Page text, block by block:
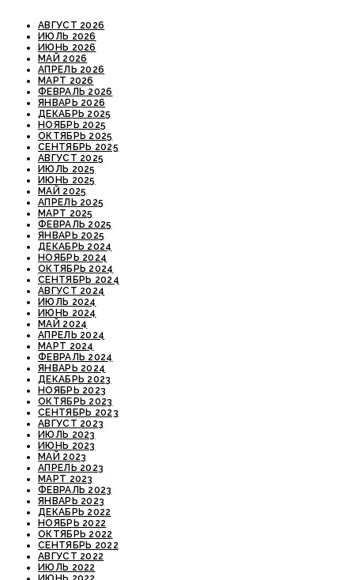
АВГУСТ 2026
ИЮЛЬ 2026
ИЮНЬ 2026
МАЙ 2026
АПРЕЛЬ 2026
МАРТ 2026
ФЕВРАЛЬ 2026
ЯНВАРЬ 2026
ДЕКАБРЬ 2025
НОЯБРЬ 2025
ОКТЯБРЬ 2025
СЕНТЯБРЬ 2025
АВГУСТ 2025
ИЮЛЬ 2025
ИЮНЬ 2025
МАЙ 2025
АПРЕЛЬ 2025
МАРТ 2025
ФЕВРАЛЬ 2025
ЯНВАРЬ 2025
ДЕКАБРЬ 2024
НОЯБРЬ 2024
ОКТЯБРЬ 2024
СЕНТЯБРЬ 2024
АВГУСТ 2024
ИЮЛЬ 2024
ИЮНЬ 2024
МАЙ 2024
АПРЕЛЬ 2024
МАРТ 2024
ФЕВРАЛЬ 2024
ЯНВАРЬ 2024
ДЕКАБРЬ 2023
НОЯБРЬ 2023
ОКТЯБРЬ 2023
СЕНТЯБРЬ 2023
АВГУСТ 2023
ИЮЛЬ 2023
ИЮНЬ 2023
МАЙ 2023
АПРЕЛЬ 2023
МАРТ 2023
ФЕВРАЛЬ 2023
ЯНВАРЬ 2023
ДЕКАБРЬ 2022
НОЯБРЬ 2022
ОКТЯБРЬ 2022
СЕНТЯБРЬ 2022
АВГУСТ 2022
ИЮЛЬ 2022